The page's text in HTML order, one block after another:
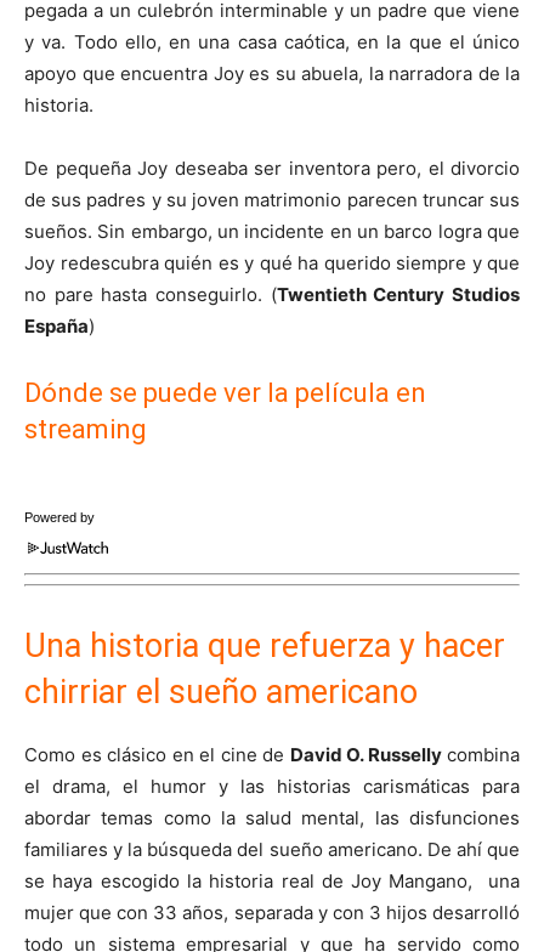
pegada a un culebrón interminable y un padre que viene
y va. Todo ello, en una casa caótica, en la que el único
apoyo que encuentra Joy es su abuela, la narradora de la
historia.
De pequeña Joy deseaba ser inventora pero, el divorcio
de sus padres y su joven matrimonio parecen truncar sus
sueños. Sin embargo, un incidente en un barco logra que
Joy redescubra quién es y qué ha querido siempre y que
no pare hasta conseguirlo. (Twentieth Century Studios
España)
Dónde se puede ver la película en
streaming
Powered by
Una historia que refuerza y hacer
chirriar el sueño americano
Como es clásico en el cine de David O. Russellycombina
el drama, el humor y las historias carismáticas para
abordar temas como la salud mental, las disfunciones
familiares y la búsqueda del sueño americano. De ahí que
se haya escogido la historia real de Joy Mangano, una
mujer que con 33 años, separada y con 3 hijos desarrolló
todo un sistema empresarial y que ha servido como